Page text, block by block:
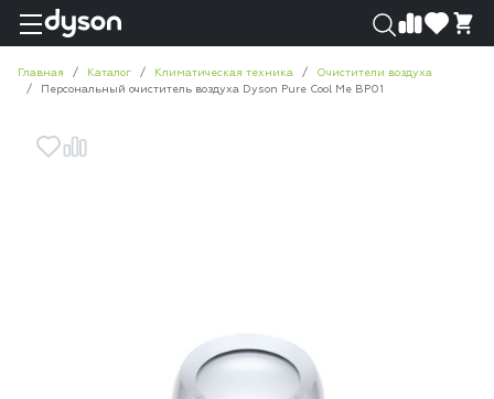
Главная Каталог Климатическая техника
Очистители воздуха
Персональный очиститель воздуха Dyson Pure Cool Me BP01